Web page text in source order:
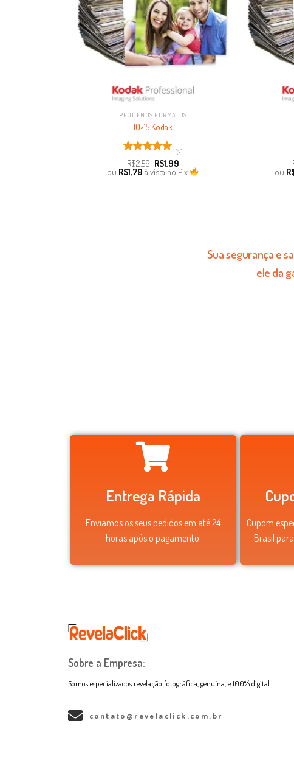
PEQUENOS FORMATOS
10×15 Kodak
Avaliação
5.00de 5
(3)
R$2,59 R$1,99
ou R$1,79 à vista no Pix ou
Sua segurança e
ele da
Entrega Rápida
Enviamos os seus pedidos em até 24
horas após o pagamento.
Cupom
Brasil
Sobre a Empresa:
Somos especializados revelação fotográfica, genuína, e 100% digital
contato@revelaclick.com.br